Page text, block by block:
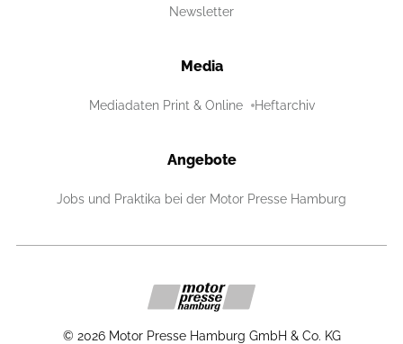
Newsletter
Media
Mediadaten Print & Online Heftarchiv
Angebote
Jobs und Praktika bei der Motor Presse Hamburg
© 2026 Motor Presse Hamburg GmbH & Co. KG